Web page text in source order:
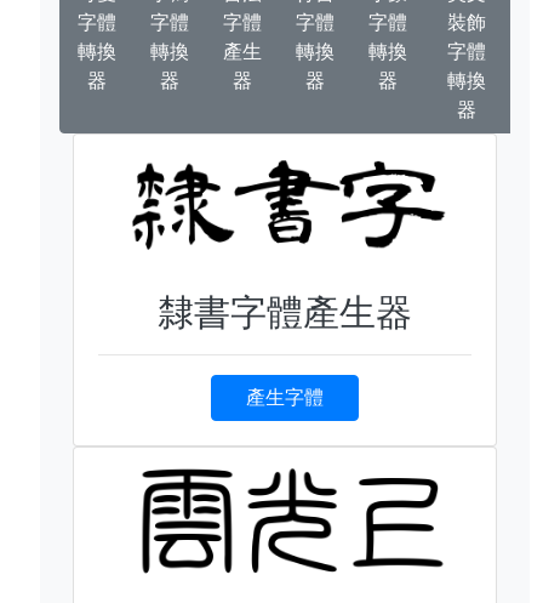
字體
轉換
器
字體
轉換
器
字體
產生
器
字體
轉換
器
字體
轉換
器
裝飾
字體
轉換
器
隸書字體產生器
產生字體